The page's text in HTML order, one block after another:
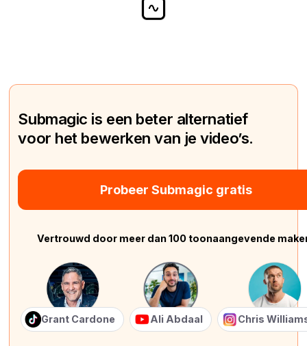
Submagic is een beter alternatief
voor het bewerken van je video’s.
Probeer Submagic gratis
Vertrouwd door meer dan 100 toonaangevende
Grant Cardone Ali Abdaal Chris